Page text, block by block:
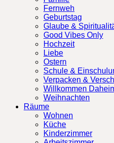
Fernweh
Geburtstag
Glaube &
Good Vibes Only
Hochzeit
Liebe
Ostern
Schule &
Verpacken &
Willkommen
Weihnachten
Räume
Wohnen
Küche
Kinderzimmer